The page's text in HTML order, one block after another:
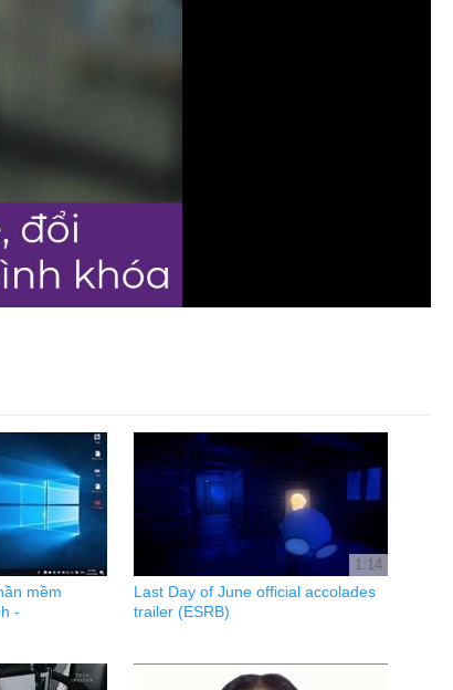
mềm
-
1:14
Last Day of June official accolades
trailer (ESRB)